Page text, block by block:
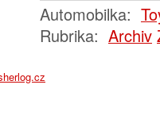
Automobilka:
Rubrika: Archiv